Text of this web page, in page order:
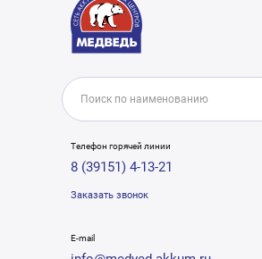
Телефон горячей линии
8 (39151) 4-13-21
Заказать звонок
E-mail